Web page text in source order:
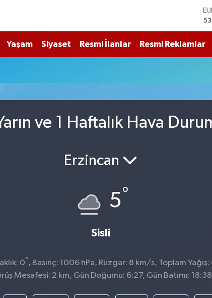
Yaşam Siyaset Resmi İlanlar Resmi Reklamlar
ve 1 Haftalık Hava
Erzincan
5°
Sisli
0° , Basınç: 1006 hPa, Rüzgar: 8 km/s, Toplam
Mesafesi: 2 km, Gün Doğumu: 6:27, Gün Batımı: 18:38